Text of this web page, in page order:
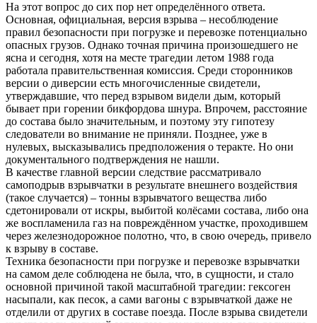
На этот вопрос до сих пор нет определённого ответа.
Основная, официальная, версия взрыва – несоблюдение
правил безопасности при погрузке и перевозке потенциально
опасных грузов. Однако точная причина произошедшего не
ясна и сегодня, хотя на месте трагедии летом 1988 года
работала правительственная комиссия. Среди сторонников
версии о диверсии есть многочисленные свидетели,
утверждавшие, что перед взрывом видели дым, который
бывает при горении бикфордова шнура. Впрочем, расстояние
до состава было значительным, и поэтому эту гипотезу
следователи во внимание не приняли. Позднее, уже в
нулевых, высказывались предположения о теракте. Но они
документального подтверждения не нашли.
В качестве главной версии следствие рассматривало
самоподрыв взрывчатки в результате внешнего воздействия
(такое случается) – тонны взрывчатого вещества либо
сдетонировали от искры, выбитой колёсами состава, либо она
же воспламенила газ на повреждённом участке, проходившем
через железнодорожное полотно, что, в свою очередь, привело
к взрыву в составе.
Техника безопасности при погрузке и перевозке взрывчатки
на самом деле соблюдена не была, что, в сущности, и стало
основной причиной такой масштабной трагедии: гексоген
насыпали, как песок, а сами вагоны с взрывчаткой даже не
отделили от других в составе поезда. После взрыва свидетели